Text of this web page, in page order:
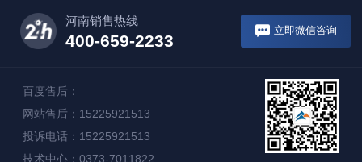
河南销售热线
400-659-2233
立即微信咨询
百度售后：
网站售后：15225921513
投诉电话：15225921513
技术中心：0373-7011822